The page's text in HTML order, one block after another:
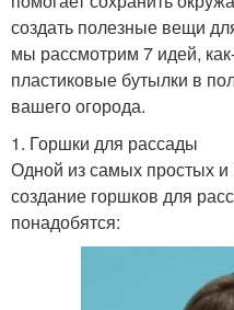
создать полезные вещи
мы рассмотрим 7 идей,
пластиковые бутылки в
вашего огорода.
1. Горшки для рассады
Одной из самых простых и
создание горшков для
понадобятся: